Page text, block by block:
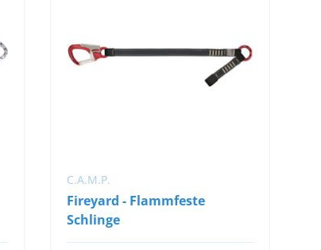
C.A.M.P.
Fireyard - Flammfeste
Schlinge